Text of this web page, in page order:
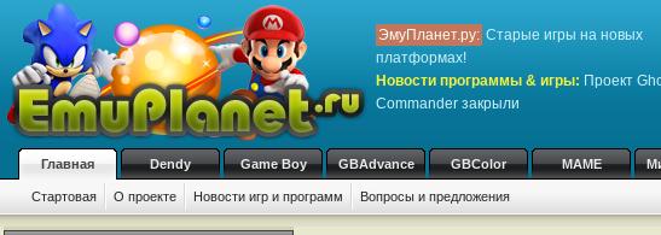
ЭмуПланет.ру: Старые игры на новых
платформах!
Новости программы & игры: Проект
Commander закрыли
Главная Dendy Game Boy GBAdvance GBColor MAME
Стартовая О проекте Новости игр и программ Вопросы и предложения